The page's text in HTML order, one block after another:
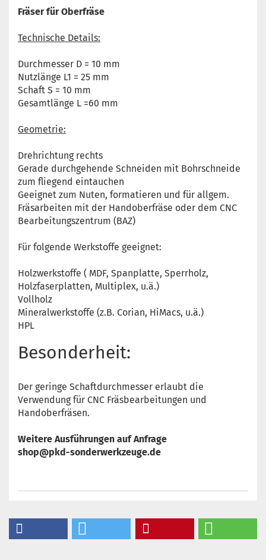
Fräser für Oberfräse
Technische Details:
Durchmesser D = 10 mm
Nutzlänge L1 = 25 mm
Schaft S = 10 mm
Gesamtlänge L =60 mm
Geometrie:
Drehrichtung rechts
Gerade durchgehende Schneiden mit Bohrschneide
zum fliegend eintauchen
Geeignet zum Nuten, formatieren und für allgem.
Fräsarbeiten mit der Handoberfräse oder dem CNC
Bearbeitungszentrum (BAZ)
Für folgende Werkstoffe geeignet:
Holzwerkstoffe ( MDF, Spanplatte, Sperrholz,
Holzfaserplatten, Multiplex, u.ä.)
Vollholz
Mineralwerkstoffe (z.B. Corian, HiMacs, u.ä.)
HPL
Besonderheit:
Der geringe Schaftdurchmesser erlaubt die
Verwendung für CNC Fräsbearbeitungen und
Handoberfräsen.
Weitere Ausführungen auf Anfrage
shop@pkd-sonderwerkzeuge.de